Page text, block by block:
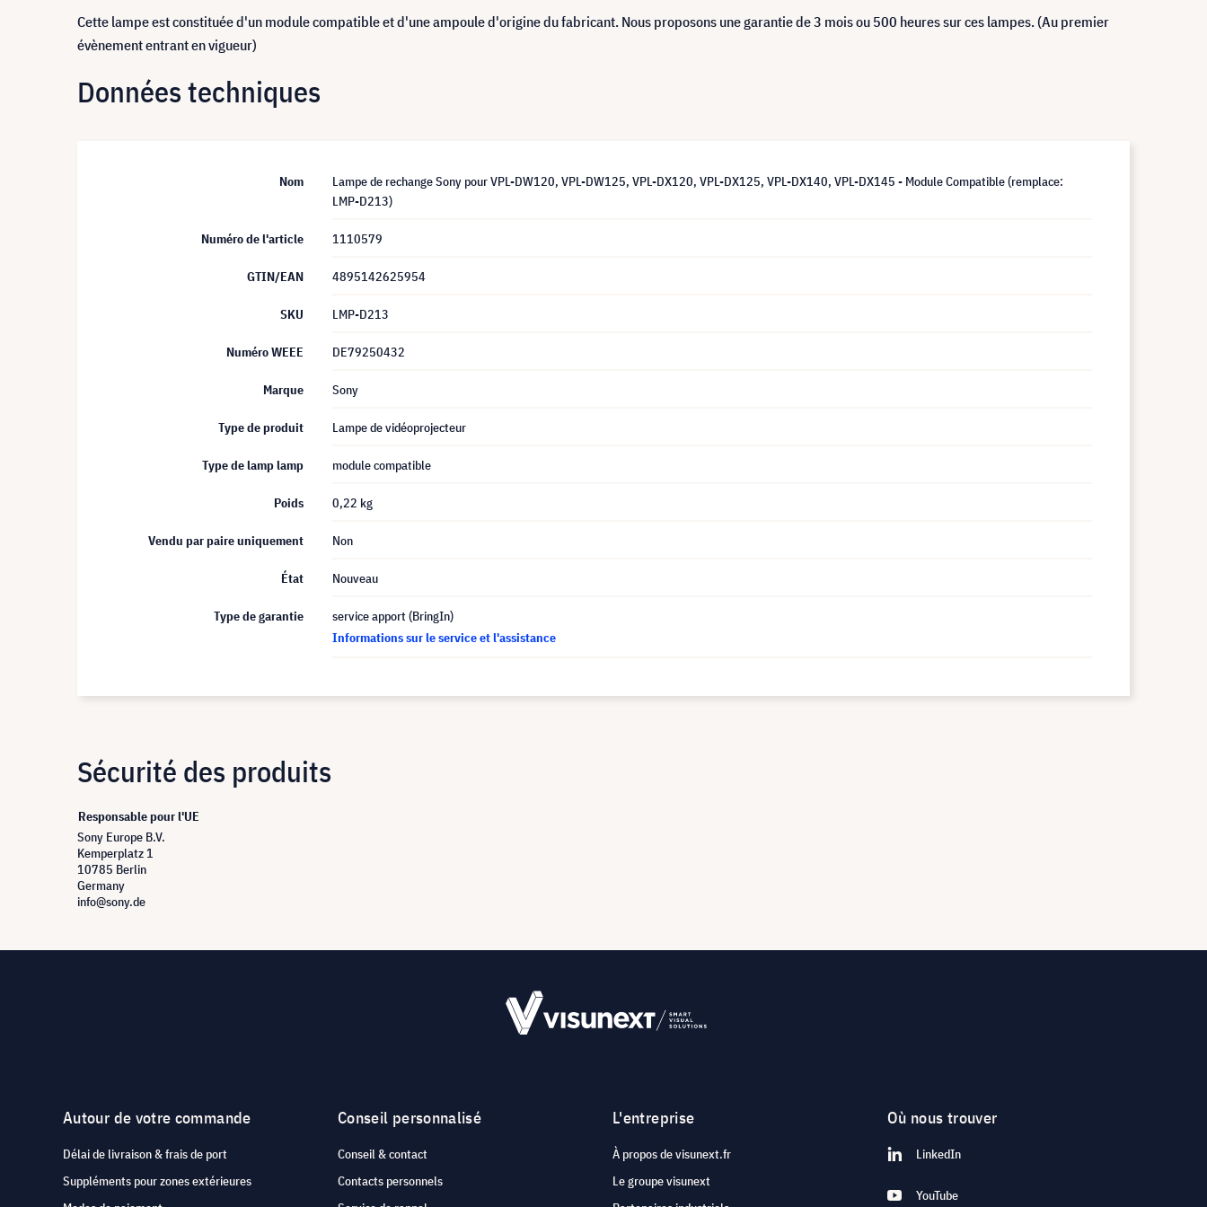
Cette lampe est constituée d'un module compatible et d'une ampoule d'origine du fabricant. Nous proposons une garantie de 3 mois ou 500 heures sur ces lampes. (Au premier
évènement entrant en vigueur)
Données techniques
Nom
Lampe de rechange Sony pour VPL-DW120, VPL-DW125, VPL-DX120, VPL-DX125, VPL-DX140, VPL-DX145 - Module Compatible (remplace:
LMP-D213)
Numéro de l'article 1110579
GTIN/EAN 4895142625954
SKU LMP-D213
Numéro WEEE DE79250432
Marque Sony
Type de produit Lampe de vidéoprojecteur
Type de lamp lamp module compatible
Poids 0,22 kg
Vendu par paire uniquement Non
État Nouveau
Type de garantie
service apport (BringIn)
Informations sur le service et l'assistance
Sécurité des produits
Responsable pour l'UE
Sony Europe B.V.
Kemperplatz 1
10785 Berlin
Germany
info@sony.de
Autour de votre commande
Délai de livraison & frais de port
Suppléments pour zones extérieures
Conseil personnalisé
Conseil & contact
Contacts personnels
L'entreprise
À propos de visunext.fr
Le groupe visunext
Où nous trouver
LinkedIn
YouTube